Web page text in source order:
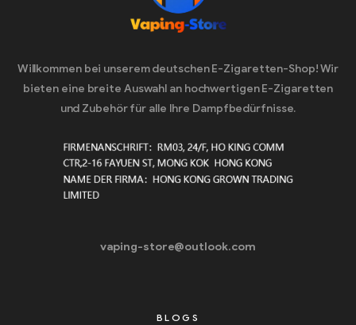
Willkommen bei unserem deutschen E-Zigaretten-Shop! Wir
bieten eine breite Auswahl an hochwertigen E-Zigaretten
und Zubehör für alle Ihre Dampfbedürfnisse.
vaping-store@outlook.com
BLOGS